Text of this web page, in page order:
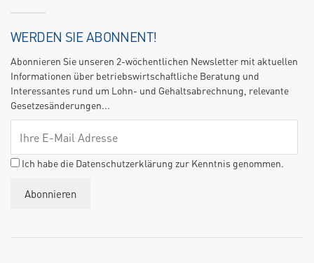
WERDEN SIE ABONNENT!
Abonnieren Sie unseren 2-wöchentlichen Newsletter mit aktuellen
Informationen über betriebswirtschaftliche Beratung und
Interessantes rund um Lohn- und Gehaltsabrechnung, relevante
Gesetzesänderungen...
Ich habe die Datenschutzerklärung zur Kenntnis genommen.